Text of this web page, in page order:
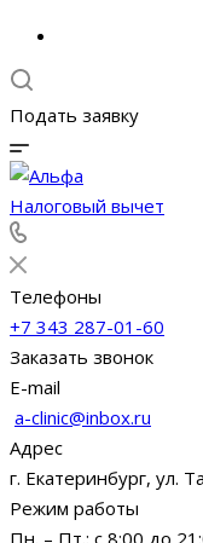
Подать заявку
Налоговый вычет
Телефоны
+7 343 287-01-60
Заказать звонок
E-mail
a-clinic@inbox.ru
Адрес
г. Екатеринбург, ул.
Режим работы
Пн. – Пт.: с 8:00 до